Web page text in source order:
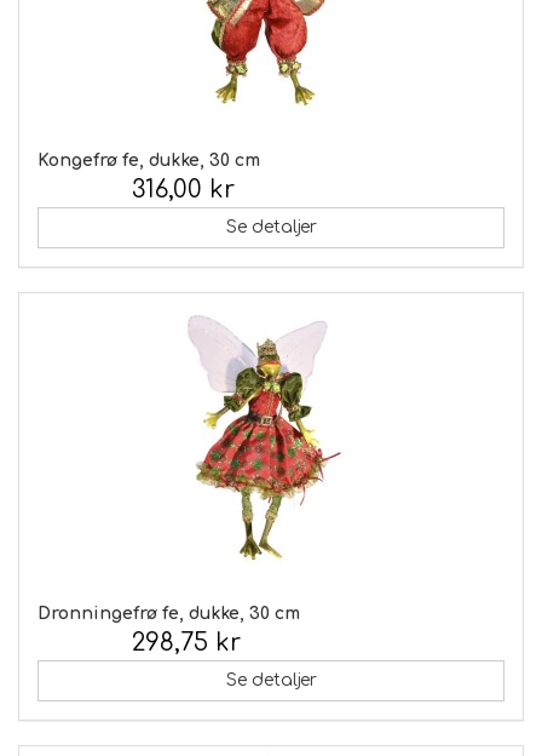
Kongefrø fe, dukke, 30 cm
316,00 kr
Se detaljer
Dronningefrø fe, dukke, 30 cm
298,75 kr
Se detaljer